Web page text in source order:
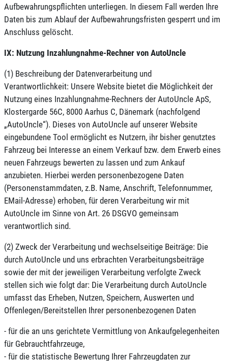
Aufbewahrungspflichten unterliegen. In diesem Fall werden Ihre
Daten bis zum Ablauf der Aufbewahrungsfristen gesperrt und im
Anschluss gelöscht.
IX: Nutzung Inzahlungnahme-Rechner von AutoUncle
(1) Beschreibung der Datenverarbeitung und
Verantwortlichkeit: Unsere Website bietet die Möglichkeit der
Nutzung eines Inzahlungnahme-Rechners der AutoUncle ApS,
Klostergarde 56C, 8000 Aarhus C, Dänemark (nachfolgend
„AutoUncle“). Dieses von AutoUncle auf unserer Website
eingebundene Tool ermöglicht es Nutzern, ihr bisher genutztes
Fahrzeug bei Interesse an einem Verkauf bzw. dem Erwerb eines
neuen Fahrzeugs bewerten zu lassen und zum Ankauf
anzubieten. Hierbei werden personenbezogene Daten
(Personenstammdaten, z.B. Name, Anschrift, Telefonnummer,
EMail-Adresse) erhoben, für deren Verarbeitung wir mit
AutoUncle im Sinne von Art. 26 DSGVO gemeinsam
verantwortlich sind.
(2) Zweck der Verarbeitung und wechselseitige Beiträge: Die
durch AutoUncle und uns erbrachten Verarbeitungsbeiträge
sowie der mit der jeweiligen Verarbeitung verfolgte Zweck
stellen sich wie folgt dar: Die Verarbeitung durch AutoUncle
umfasst das Erheben, Nutzen, Speichern, Auswerten und
Offenlegen/Bereitstellen Ihrer personenbezogenen Daten
- für die an uns gerichtete Vermittlung von Ankaufgelegenheiten
für Gebrauchtfahrzeuge,
- für die statistische Bewertung Ihrer Fahrzeugdaten zur